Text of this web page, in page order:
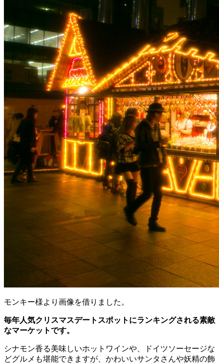
モンキー様より画像を借りました。
毎年人気クリスマスデートスポットにランキングされる素敵
なマーケットです。
シナモン香る美味しいホットワインや、ドイツソーセージな
どグルメも堪能できますが、かわいいサンタさんや妖精の飾